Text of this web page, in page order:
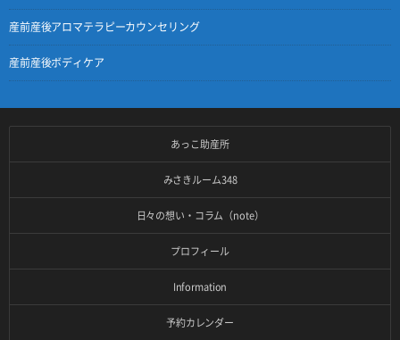
産前産後アロマテラピーカウンセリング
産前産後ボディケア
あっこ助産所
みさきルーム348
日々の想い・コラム（note）
プロフィール
Information
予約カレンダー